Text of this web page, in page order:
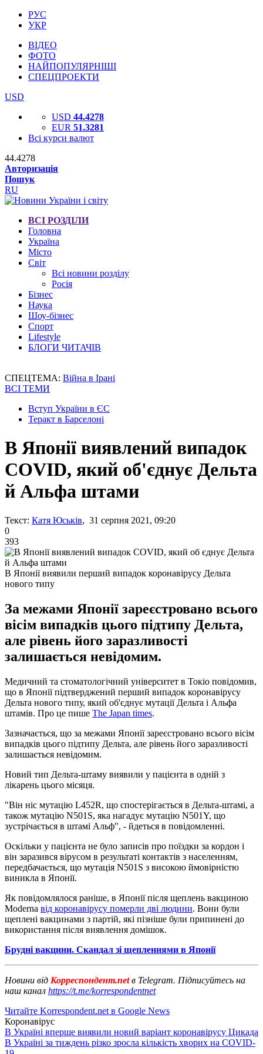
РУС
УКР
ВІДЕО
ФОТО
НАЙПОПУЛЯРНІШІ
СПЕЦПРОЕКТИ
USD
USD 44.4278
EUR 51.3281
Всі курси валют
44.4278
Авторизація
Пошук
RU
ВСІ РОЗДІЛИ
Головна
Україна
Місто
Світ
Всі новини розділу
Росія
Бізнес
Наука
Шоу-бізнес
Спорт
Lifestyle
БЛОГИ ЧИТАЧІВ
СПЕЦТЕМА: Війна в Ірані
ВСІ ТЕМИ
Вступ України в ЄС
Теракт в Барселоні
В Японії виявлений випадок
COVID, який об'єднує Дельта
й Альфа штами
Текст: Катя Юськів, 31 серпня 2021, 09:20
0
393
В Японії виявили перший випадок коронавірусу Дельта
нового типу
За межами Японії зареєстровано всього
вісім випадків цього підтипу Дельта,
але рівень його заразливості
залишається невідомим.
Медичний та стоматологічний університет в Токіо повідомив,
що в Японії підтверджений перший випадок коронавірусу
Дельта нового типу, який об'єднує мутації Дельта і Альфа
штамів. Про це пише The Japan times.
Зазначається, що за межами Японії зареєстровано всього вісім
випадків цього підтипу Дельта, але рівень його заразливості
залишається невідомим.
Новий тип Дельта-штаму виявили у пацієнта в одній з
лікарень цього місяця.
"Він ніс мутацію L452R, що спостерігається в Дельта-штамі, а
також мутацію N501S, яка нагадує мутацію N501Y, що
зустрічається в штамі Альф", - йдеться в повідомленні.
Оскільки у пацієнта не було записів про поїздки за кордон і
він заразився вірусом в результаті контактів з населенням,
передбачається, що мутація N501S з високою ймовірністю
виникла в Японії.
Як повідомлялося раніше, в Японії після щеплень вакциною
Moderna від коронавірусу померли дві людини. Вони були
щеплені вакцинами з партій, які пізніше були припинені до
використання після виявлення домішок.
Брудні вакцини. Скандал зі щепленнями в Японії
Новини від Корреспондент.netв Telegram. Підписуйтесь на
наш канал https://t.me/korrespondentnet
Читайте Korrespondent.net в Google News
Коронавірус
В Україні вперше виявили новий варіант коронавірусу Цикада
В Україні за тиждень різко зросла кількість хворих на COVID-